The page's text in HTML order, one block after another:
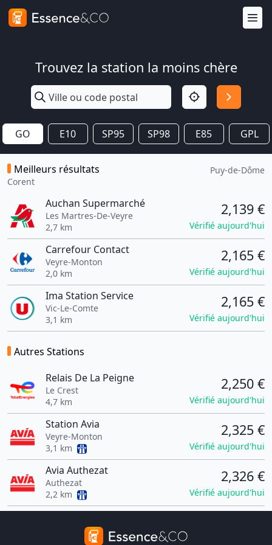
Trouvez la station la moins chère
GO E10 SP95 SP98 E85 GPL
Meilleurs résultats
Corent
Puy-de-Dôme
Auchan Supermarché
Les Martres-De-Veyre
2,7 km
2,139 €
Vérifié aujourd'hui
Carrefour Contact
Veyre-Monton
2,0 km
2,165 €
Vérifié aujourd'hui
Ima Station Service
Vic-Le-Comte
3,1 km
2,165 €
Vérifié aujourd'hui
Autres Stations
Relais De La Peigne
Le Crest
4,7 km
2,250 €
Vérifié aujourd'hui
Station Avia
Veyre-Monton
3,1 km
2,325 €
Vérifié aujourd'hui
Avia Authezat
Authezat
2,2 km
2,326 €
Vérifié aujourd'hui